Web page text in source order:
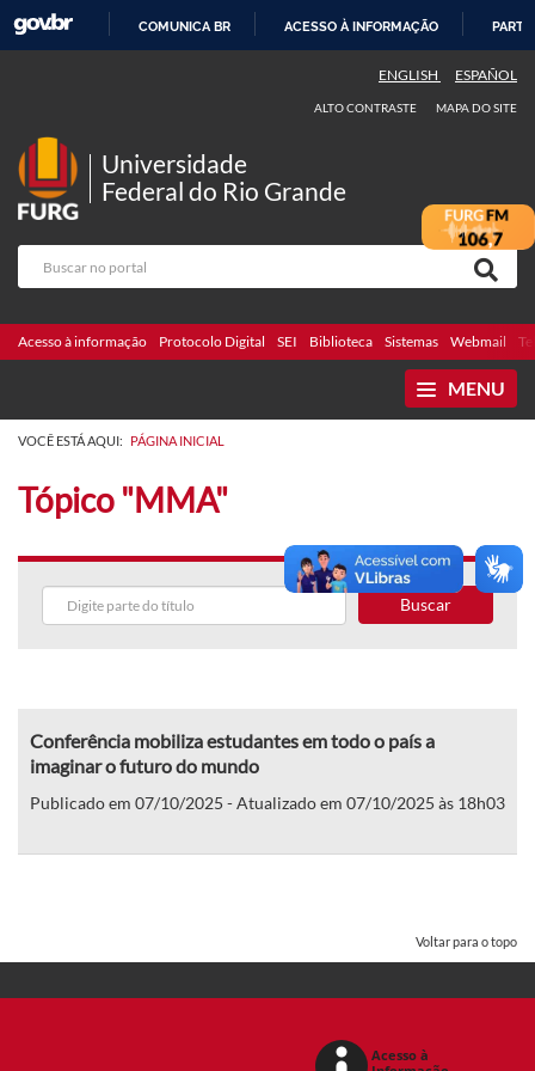
COMUNICA BR ACESSO À INFORMAÇÃO
ENGLISH ESPAÑOL
ALTO CONTRASTE MAPA DO SITE
Universidade
Federal do Rio Grande
Acesso à informação Protocolo Digital SEI Biblioteca Sistemas Webmail
MENU
VOCÊ ESTÁ AQUI: PÁGINA INICIAL
Tópico "MMA"
Buscar
Conferência mobiliza estudantes em todo o país a
imaginar o futuro do mundo
Publicado em 07/10/2025 - Atualizado em 07/10/2025 às 18h03
Voltar para o topo